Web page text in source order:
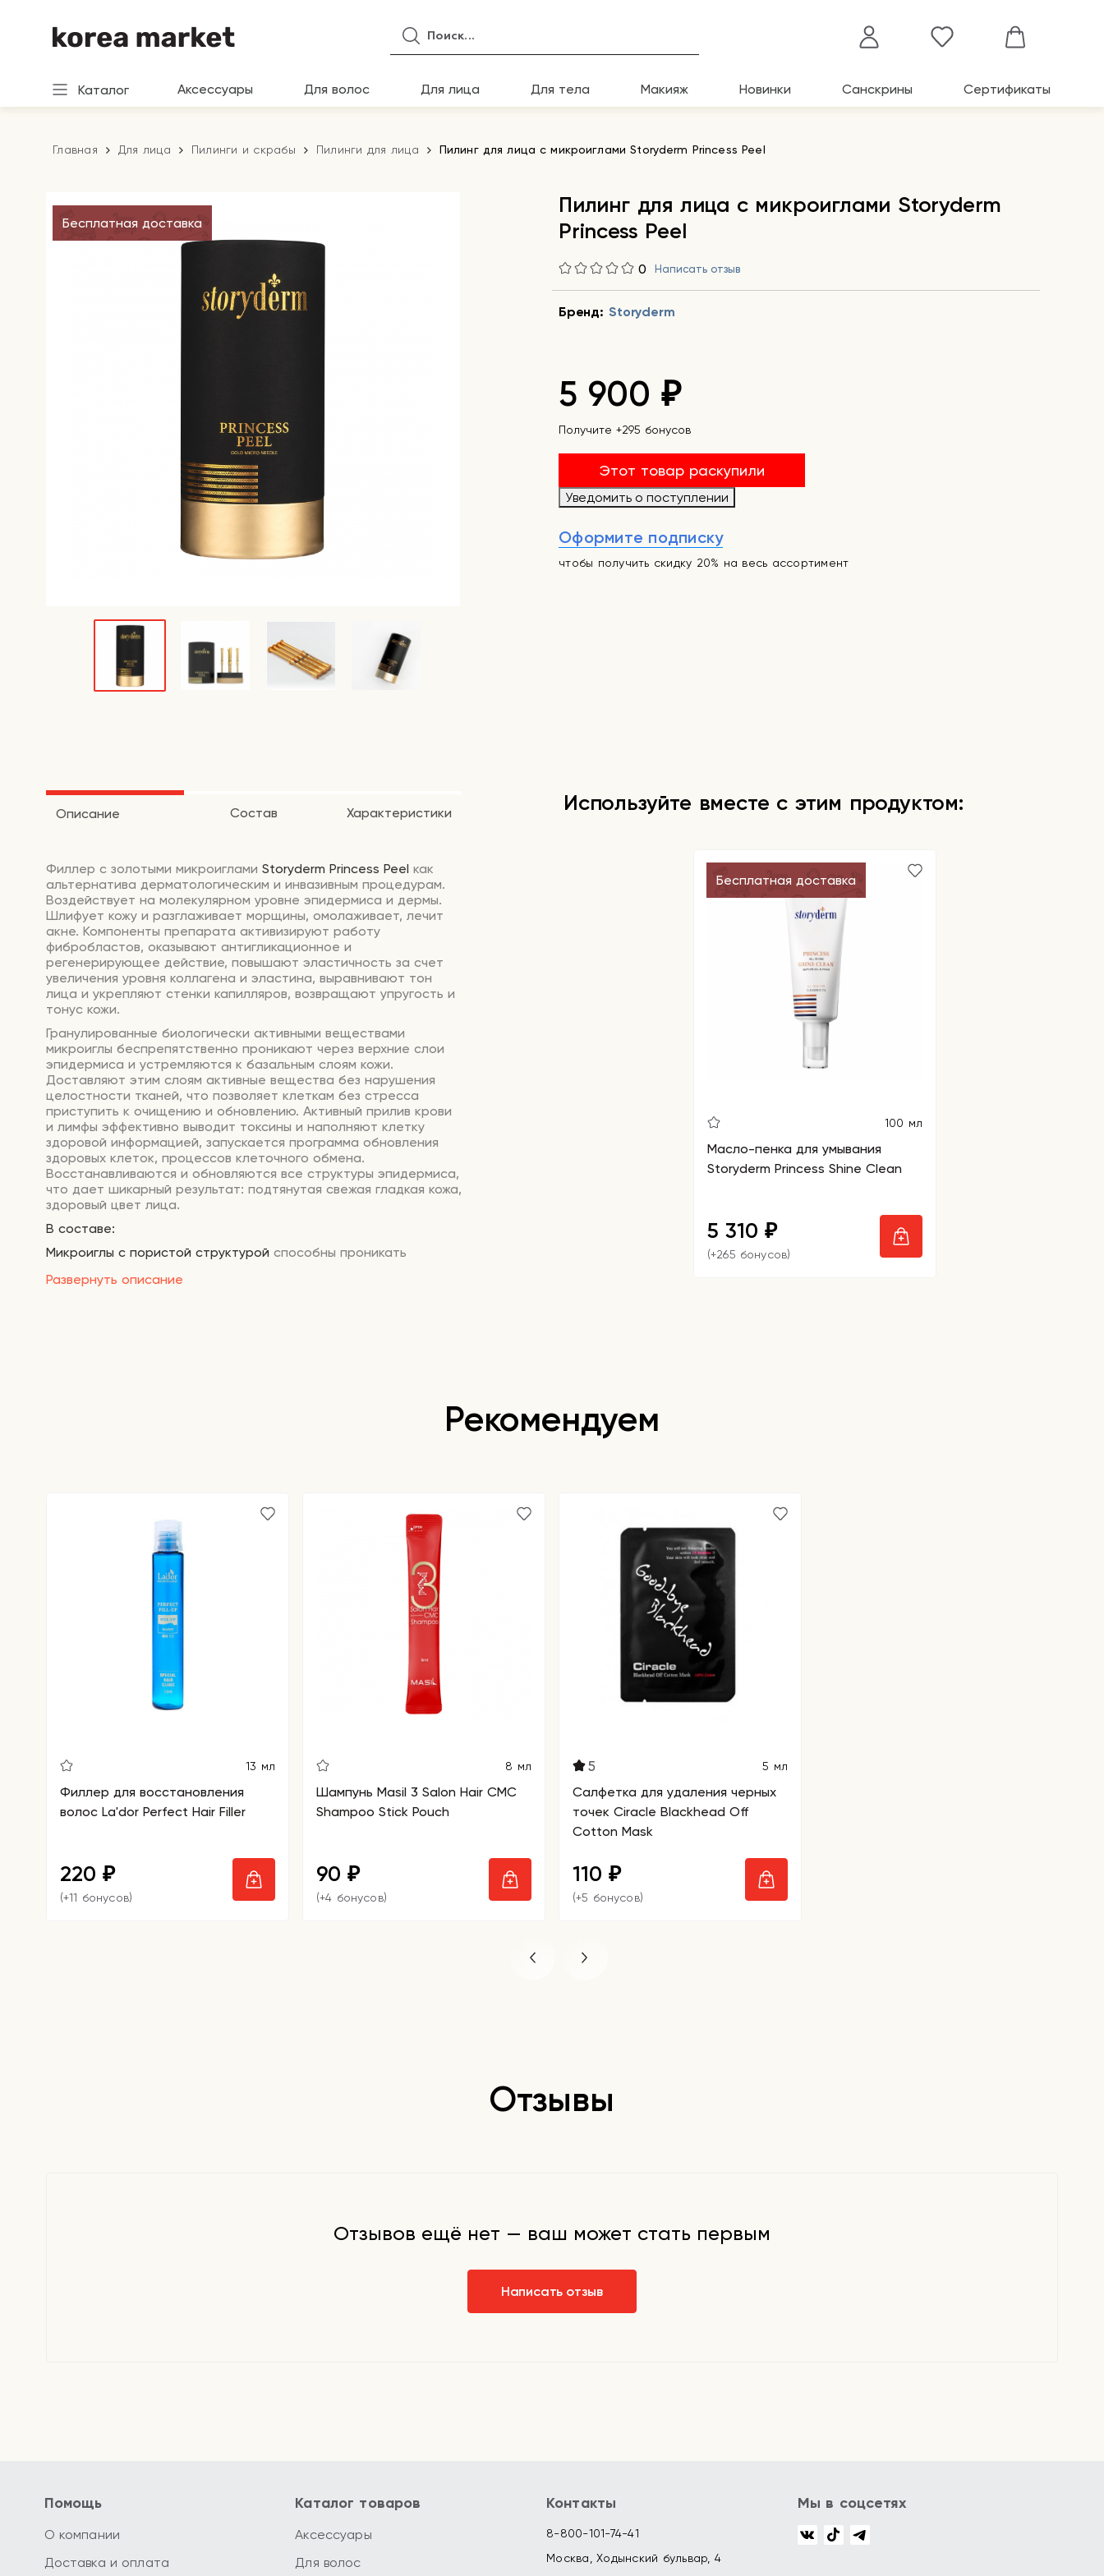
Каталог Аксессуары Для волос Для лица Для тела Макияж Новинки Санскрины Сертификаты
Главная Для лица Пилинги и скрабы Пилинги для лица Пилинг для лица с микроиглами Storyderm Princess Peel
Бесплатная доставка
Пилинг для лица с микроиглами Storyderm
Princess Peel
0 Написать отзыв
Бренд: Storyderm
5 900 ₽
Получите +295 бонусов
Этот товар раскупили
Уведомить о поступлении
Оформите подписку
чтобы получить скидку 20% на весь ассортимент
Описание Состав Характеристики
Развернуть описание
Филлер с золотыми микроиглами Storyderm Princess Peel как
альтернатива дерматологическим и инвазивным процедурам.
Воздействует на молекулярном уровне эпидермиса и дермы.
Шлифует кожу и разглаживает морщины, омолаживает, лечит
акне. Компоненты препарата активизируют работу
фибробластов, оказывают антигликационное и
регенерирующее действие, повышают эластичность за счет
увеличения уровня коллагена и эластина, выравнивают тон
лица и укрепляют стенки капилляров, возвращают упругость и
тонус кожи.
Гранулированные биологически активными веществами
микроиглы беспрепятственно проникают через верхние слои
эпидермиса и устремляются к базальным слоям кожи.
Доставляют этим слоям активные вещества без нарушения
целостности тканей, что позволяет клеткам без стресса
приступить к очищению и обновлению. Активный прилив крови
и лимфы эффективно выводит токсины и наполняют клетку
здоровой информацией, запускается программа обновления
здоровых клеток, процессов клеточного обмена.
Восстанавливаются и обновляются все структуры эпидермиса,
что дает шикарный результат: подтянутая свежая гладкая кожа,
здоровый цвет лица.
В составе:
Микроиглы с пористой структурой способны проникать
выработку коллагена и эластина в тканях. В процессе
старения, повышает эластичность кожных покровов.
ускоряет выработку коллагена, разглаживает кожу,
отлично выравнивает текстуру и тон, заживляет повреждения.
Аденозин успешно борется с воспалениями и оказывает
оздоравливающее действие.
Способ применения:
тонизированную кожу точечно нанесите пилинг и
распределите его по коже следуя массажным
стимулировать каждую массажную область 5 раз). Поверх
средства используйте любую альгинатную маску, оставьте на
15 минут. Таким образом активные компоненты проникнут
Рекомендуется проводить процедуру 1 раз в 7 дней. Курс
рассчитан на 4 недели.
Используйте вместе с этим продуктом:
Бесплатная доставка
100 мл
Масло-пенка для умывания
Storyderm Princess Shine Clean
5 310 ₽
(+265 бонусов)
Рекомендуем
13 мл
Филлер для восстановления
волос La'dor Perfect Hair Filler
220 ₽
(+11 бонусов)
8 мл
Шампунь Masil 3 Salon Hair CMC
Shampoo Stick Pouch
90 ₽
(+4 бонусов)
5 5 мл
Салфетка для удаления черных
точек Ciracle Blackhead Off
Cotton Mask
110 ₽
(+5 бонусов)
Отзывы
Отзывов ещё нет — ваш может стать первым
Написать отзыв
Помощь
О компании
Доставка и оплата
Каталог товаров
Аксессуары
Для волос
Контакты
8-800-101-74-41
Москва, Ходынский бульвар, 4
Мы в соцсетях